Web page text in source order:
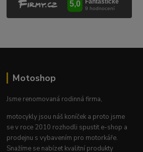
Motoshop
Jsme renomovaná rodinná firma,
motocykly jsou náš koníček a proto jsme
se v roce 2010 rozhodli spustit e-shop a
prodejnu s vybavením pro motorkáře.
Snažíme se nabízet kvalitní produkty